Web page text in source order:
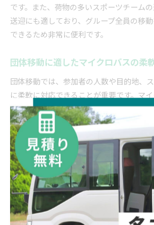
です。また、荷物の多いスポーツチーム
送迎にも適しており、グループ全員の移
できるため非常に便利です。
団体移動に適したマイクロバスの柔
団体移動では、参加者の人数や目的地、
に柔軟に対応できることが重要です。マ
スとして利用でき、ルートや休憩場所の
め、旅行計画に合わせた細かな対応が可能
例えば、愛知県知多郡東浦町発の観光プラ
期せぬ休憩や観光スポットの追加も相談で
の満足度が高まります。運転手と連携しな
た移動ができる点も、安心感を支える大き
子ども連れ旅行でも安心できるマイ